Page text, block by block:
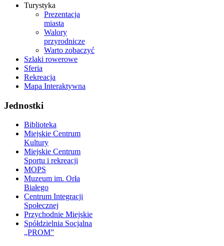
Turystyka
Prezentacja
miasta
Walory
przyrodnicze
Warto zobaczyć
Szlaki rowerowe
Sferia
Rekreacja
Mapa Interaktywna
Jednostki
Biblioteka
Miejskie Centrum
Kultury
Miejskie Centrum
Sportu i rekreacji
MOPS
Muzeum im. Orła
Białego
Centrum Integracji
Społecznej
Przychodnie Miejskie
Spółdzielnia Socjalna
„PROM”